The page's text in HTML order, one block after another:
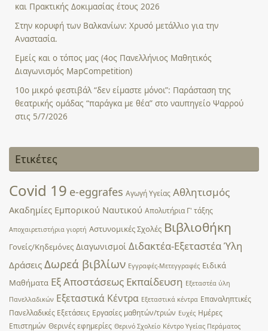
και Πρακτικής Δοκιμασίας έτους 2026
Στην κορυφή των Βαλκανίων: Χρυσό μετάλλιο για την
Αναστασία.
Εμείς και ο τόπος μας (4ος Πανελλήνιος Μαθητικός
Διαγωνισμός MapCompetition)
10ο μικρό φεστιβάλ “δεν είμαστε μόνοι”: Παράσταση της
θεατρικής ομάδας “παράγκα με θέα” στο ναυπηγείο Ψαρρού
στις 5/7/2026
Ετικέτες
Covid 19 e-eggrafes Αγωγή Υγείας Αθλητισμός
Ακαδημίες Εμπορικού Ναυτικού Απολυτήρια Γ' τάξης
Αποχαιρετιστήρια γιορτή Αστυνομικές Σχολές Βιβλιοθήκη
Γονείς/Κηδεμόνες Διαγωνισμοί Διδακτέα-Εξεταστέα Ύλη
Δράσεις Δωρεά βιβλίων Εγγραφές-Μετεγγραφές Ειδικά
Μαθήματα Εξ Αποστάσεως Εκπαίδευση Εξεταστέα ύλη
Πανελλαδικών Εξεταστικά Κέντρα Εξεταστικά κέντρα Επαναληπτικές
Πανελλαδικές Εξετάσεις Εργασίες μαθητών/τριών Ευχές Ημέρες
Επιστημών Θερινές εφημερίες Θερινό Σχολείο Κέντρο Υγείας Περάματος